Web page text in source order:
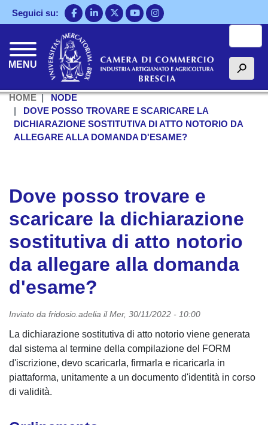
Salta
al
Seguici su:
MENU h
HOME
NODE
DOVE POSSO TROVARE E SCARICARE LA
DICHIARAZIONE SOSTITUTIVA DI ATTO NOTORIO DA
ALLEGARE ALLA DOMANDA D'ESAME?
Dove posso trovare e
scaricare la dichiarazione
sostitutiva di atto notorio
da allegare alla domanda
d'esame?
Inviato da fridosio.adelia ilMer, 30/11/2022 - 10:00
La dichiarazione sostitutiva di atto notorio viene generata
dal sistema al termine della compilazione del FORM
d'iscrizione, devo scaricarla, firmarla e ricaricarla in
piattaforma, unitamente a un documento d'identità in corso
di validità.